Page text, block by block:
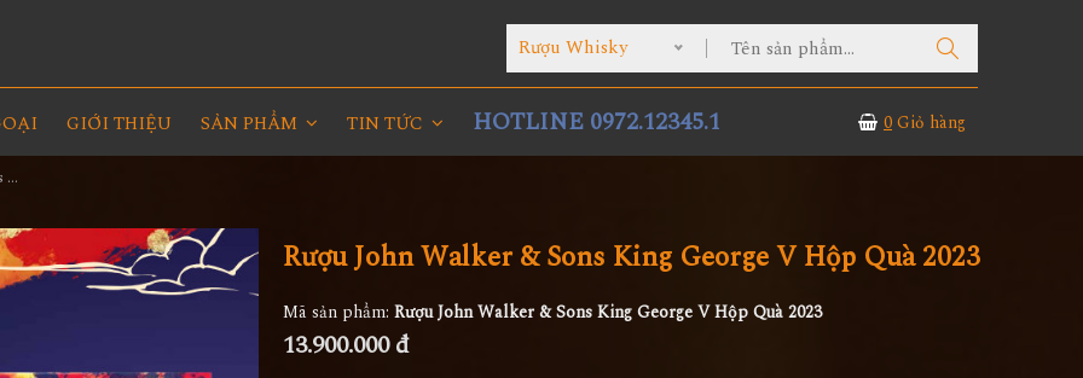
Rượu Whisky
GIỚI THIỆU SẢN PHẨM TIN TỨC HOTLINE 0972.12345.1 0Giỏ hàng
Rượu John Walker & Sons King George V Hộp Quà 2023
Rượu John Walker & Sons King George V Hộp Quà 2023
Mã sản phẩm: Rượu John Walker & Sons King George V Hộp Quà 2023
13.900.000 đ